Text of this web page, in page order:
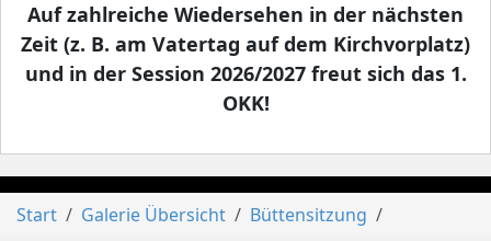
Auf zahlreiche Wiedersehen in der nächsten
Zeit (z. B. am Vatertag auf dem Kirchvorplatz)
und in der Session 2026/2027 freut sich das 1.
OKK!
Start Galerie Übersicht Büttensitzung